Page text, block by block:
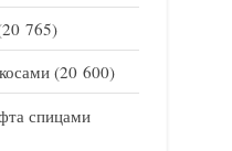
765)
(20 600)
спицами